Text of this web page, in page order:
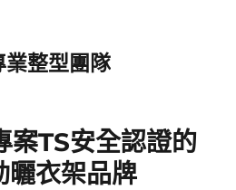
業整型團隊
案TS安全認證的
衣架品牌